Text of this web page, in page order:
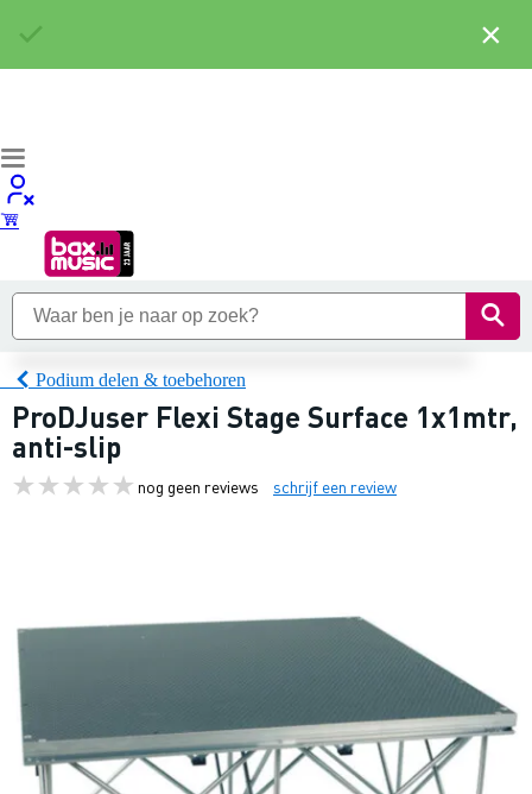
Podium delen & toebehoren
ProDJuser Flexi Stage Surface 1x1mtr,
anti-slip
nog geen reviews schrijf een review
×